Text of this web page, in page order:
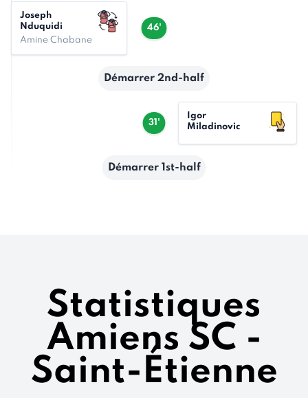
46'
Joseph
Nduquidi
Amine Chabane
Démarrer 2nd-half
31'
Igor
Miladinovic
Démarrer 1st-half
Statistiques
Amiens SC -
Saint-Étienne